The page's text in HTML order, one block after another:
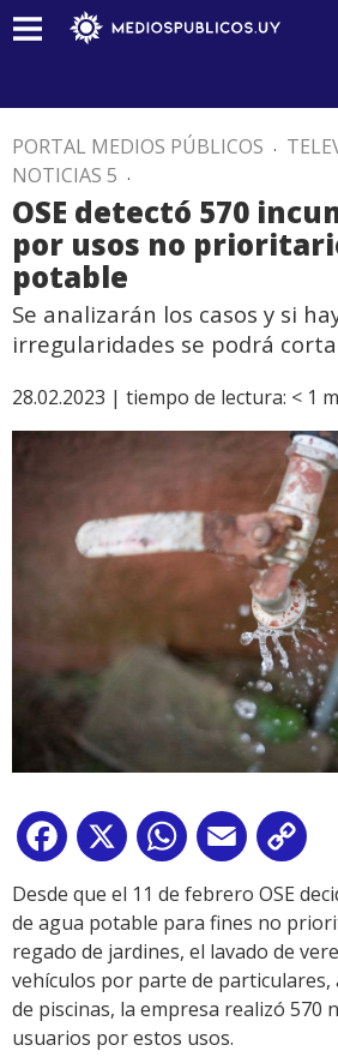
PORTAL MEDIOS PÚBLICOS .
NOTICIAS 5 .
OSE detectó 570
por usos no
potable
Se analizarán los casos y si
irregularidades se podrá
28.02.2023 | tiempo de lectura: < 1
Facebook
X WhatsApp
Email
Desde que el 11 de febrero OSE
de agua potable para fines no
regado de jardines, el lavado de
vehículos por parte de particulares,
de piscinas, la empresa realizó 570
usuarios por estos usos.